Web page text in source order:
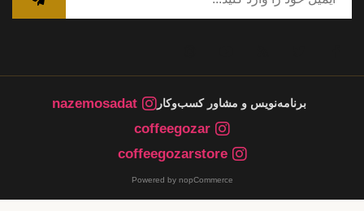
برنامه‌نویس و مشاور کسب‌وکار
nazemosadat
coffeegozar
coffeegozarstore
Powered by nopCommerce